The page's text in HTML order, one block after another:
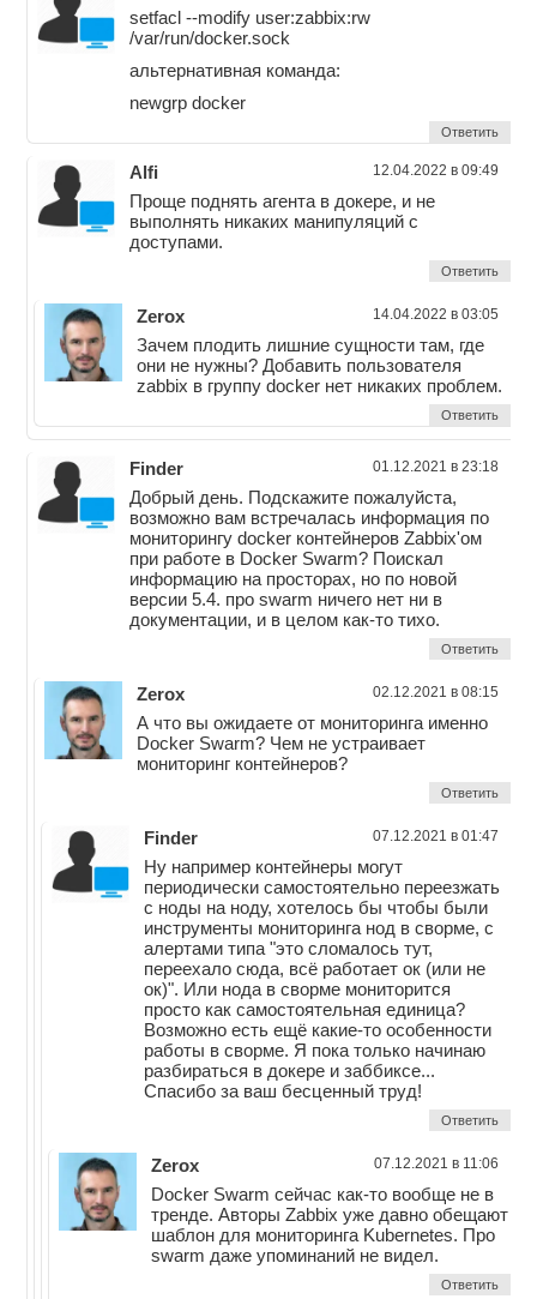
setfacl --modify user:zabbix:rw
/var/run/docker.sock
альтернативная команда:
newgrp docker
Ответить
Alfi 12.04.2022 в 09:49
Проще поднять агента в докере, и не
выполнять никаких манипуляций с
доступами.
Ответить
Zerox 14.04.2022 в 03:05
Зачем плодить лишние сущности там, где
они не нужны? Добавить пользователя
zabbix в группу docker нет никаких проблем.
Ответить
Finder 01.12.2021 в 23:18
Добрый день. Подскажите пожалуйста,
возможно вам встречалась информация по
мониторингу docker контейнеров Zabbix'ом
при работе в Docker Swarm? Поискал
информацию на просторах, но по новой
версии 5.4. про swarm ничего нет ни в
документации, и в целом как-то тихо.
Ответить
Zerox 02.12.2021 в 08:15
А что вы ожидаете от мониторинга именно
Docker Swarm? Чем не устраивает
мониторинг контейнеров?
Ответить
Finder 07.12.2021 в 01:47
Ну например контейнеры могут
периодически самостоятельно переезжать
с ноды на ноду, хотелось бы чтобы были
инструменты мониторинга нод в сворме, с
алертами типа "это сломалось тут,
переехало сюда, всё работает ок (или не
ок)". Или нода в сворме мониторится
просто как самостоятельная единица?
Возможно есть ещё какие-то особенности
работы в сворме. Я пока только начинаю
разбираться в докере и заббиксе...
Спасибо за ваш бесценный труд!
Ответить
Zerox 07.12.2021 в 11:06
Docker Swarm сейчас как-то вообще не в
тренде. Авторы Zabbix уже давно обещают
шаблон для мониторинга Kubernetes. Про
swarm даже упоминаний не видел.
Ответить